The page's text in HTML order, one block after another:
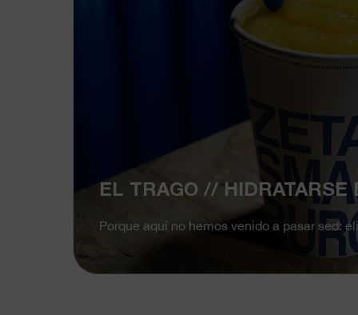
EL TRAGO // HIDRATARSE
Porque aquí no hemos venido a pasar sed: